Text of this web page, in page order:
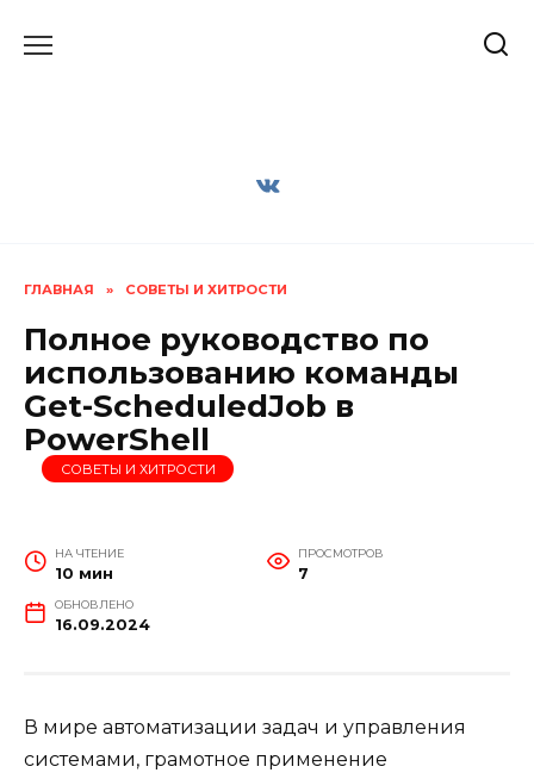
ГЛАВНАЯ » СОВЕТЫ И ХИТРОСТИ
Полное руководство по
использованию команды
Get-ScheduledJob в
PowerShell
СОВЕТЫ И ХИТРОСТИ
НА ЧТЕНИЕ
10 мин
ПРОСМОТРОВ
7
ОБНОВЛЕНО
16.09.2024
В мире автоматизации задач и управления
системами, грамотное применение